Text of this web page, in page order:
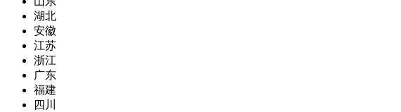
湖北
安徽
江苏
浙江
广东
福建
四川